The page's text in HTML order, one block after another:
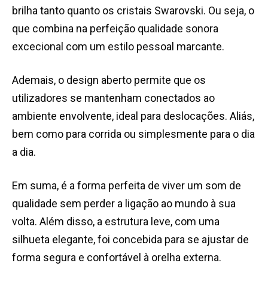
brilha tanto quanto os cristais Swarovski. Ou seja, o
que combina na perfeição qualidade sonora
excecional com um estilo pessoal marcante.
Ademais, o design aberto permite que os
utilizadores se mantenham conectados ao
ambiente envolvente, ideal para deslocações. Aliás,
bem como para corrida ou simplesmente para o dia
a dia.
Em suma, é a forma perfeita de viver um som de
qualidade sem perder a ligação ao mundo à sua
volta. Além disso, a estrutura leve, com uma
silhueta elegante, foi concebida para se ajustar de
forma segura e confortável à orelha externa.